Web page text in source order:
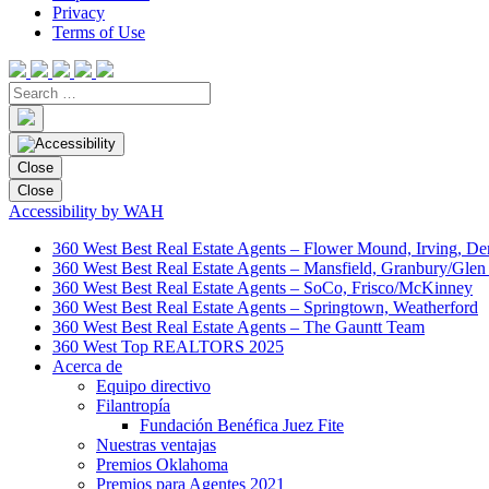
Privacy
Terms of Use
Close
Close
Accessibility by WAH
360 West Best Real Estate Agents – Flower Mound, Irving,
360 West Best Real Estate Agents – Mansfield, Granbury/Glen
360 West Best Real Estate Agents – SoCo, Frisco/McKinney
360 West Best Real Estate Agents – Springtown, Weatherford
360 West Best Real Estate Agents – The Gauntt Team
360 West Top REALTORS 2025
Acerca de
Equipo directivo
Filantropía
Fundación Benéfica Juez Fite
Nuestras ventajas
Premios Oklahoma
Premios para Agentes 2021